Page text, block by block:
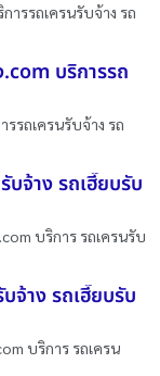
ารรถเครนรับจ้าง รถ
.com บริการรถ
รรถเครนรับจ้าง รถ
บจ้าง รถเฮี๊ยบรับ
บริการ รถเครนรับ
จ้าง รถเฮี๊ยบรับ
บริการ รถเครน